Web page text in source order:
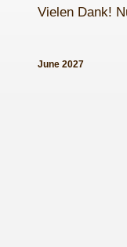
Vielen Dank!
June 2027